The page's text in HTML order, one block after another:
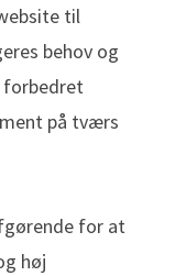
til
behov og
forbedret
på tværs
for at
høj